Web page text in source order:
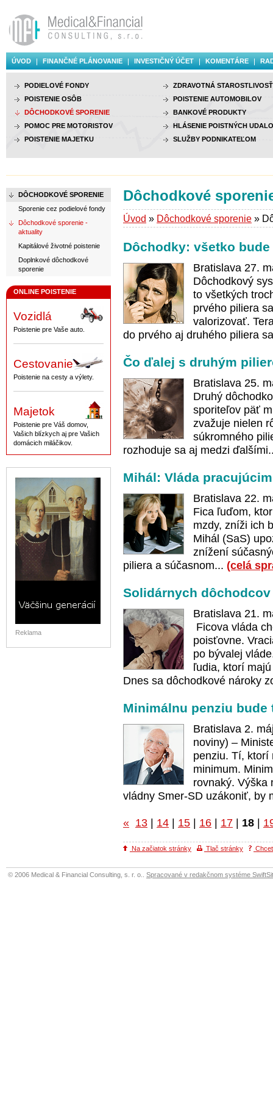
ÚVOD FINANČNÉ PLÁNOVANIE INVESTIČNÝ ÚČET KOMENTÁRE
PODIELOVÉ FONDY
POISTENIE OSÔB
DÔCHODKOVÉ SPORENIE
POMOC PRE MOTORISTOV
POISTENIE MAJETKU
ZDRAVOTNÁ STAROSTLIVOSŤ
POISTENIE AUTOMOBILOV
BANKOVÉ PRODUKTY
HLÁSENIE POISTNÝCH
SLUŽBY PODNIKATEĽOM
DÔCHODKOVÉ SPORENIE
Sporenie cez podielové fondy
Dôchodkové sporenie -
aktuality
Kapitálové životné poistenie
Doplnkové dôchodkové
sporenie
ONLINE POISTENIE
Vozidlá
Poistenie pre Vaše auto.
Cestovanie
Poistenie na cesty a výlety.
Majetok
Poistenie pre Váš domov,
Vašich blízkych aj pre Vašich
domácich miláčikov.
Reklama
Dôchodkové
Úvod » Dôchodkové sporenie »
Dôchodky: všetko
Bratislava 27.
Dôchodkový
to všetkých
prvého piliera
valorizovať.
do prvého aj druhého piliera
Čo ďalej s druhým
Bratislava 25.
Druhý
sporiteľov päť
zvažuje nielen
súkromného
rozhoduje sa aj medzi
Mihál: Vláda
Bratislava 22.
Fica ľuďom,
mzdy, zníži ich
Mihál (SaS)
znížení
piliera a súčasnom... (celá
Solidárnych
Bratislava 21.
Ficova vláda
poisťovne.
po bývalej
ľudia, ktorí
Dnes sa dôchodkové nároky
Minimálnu penziu
Bratislava 2.
noviny) –
penziu. Tí, ktorí
minimum.
rovnaký. Výška
vládny Smer-SD uzákoniť, by
« 13 14 15 16 17 18
Na začiatok stránky Tlač stránky
© 2006 Medical & Financial Consulting, s. r. o.. Spracované v redakčnom systéme